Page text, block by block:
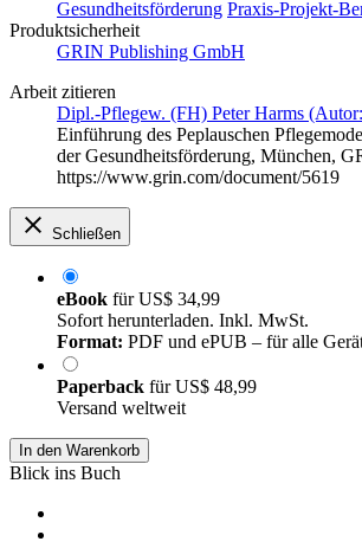
Gesundheitsförderung Praxis-Projekt-
Produktsicherheit
GRIN Publishing GmbH
Arbeit zitieren
Dipl.-Pflegew. (FH) Peter Harms
Einführung des Peplauschen
der Gesundheitsförderung, München,
https://www.grin.com/document/5619
Schließen
eBook fürUS$ 34,99
Sofort herunterladen. Inkl. MwSt.
Format: PDF und ePUB – für alle
Paperback fürUS$ 48,99
Versand weltweit
In den Warenkorb
Blick ins Buch